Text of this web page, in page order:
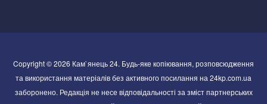
Copyright © 2026 Кам`янець 24. Будь-яке копіювання, розповсюдження
та використання матеріалів без активного посилання на 24kp.com.ua
заборонено. Редакція не несе відповідальності за зміст партнерських